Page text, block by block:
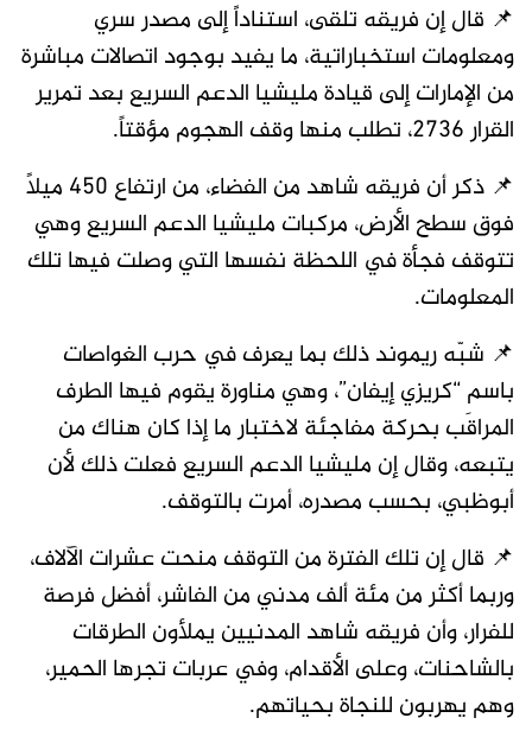
📌 قال إن فريقه تلقى، استناداً إلى مصدر سري
ومعلومات استخباراتية، ما يفيد بوجود اتصالات مباشرة
من الإمارات إلى قيادة مليشيا الدعم السريع بعد تمرير
القرار 2736، تطلب منها وقف الهجوم مؤقتاً.
📌 ذكر أن فريقه شاهد من الفضاء، من ارتفاع 450 ميلاً
فوق سطح الأرض، مركبات مليشيا الدعم السريع وهي
تتوقف فجأة في اللحظة نفسها التي وصلت فيها تلك
المعلومات.
📌 شبّه ريموند ذلك بما يعرف في حرب الغواصات
باسم “كريزي إيفان”، وهي مناورة يقوم فيها الطرف
المراقَب بحركة مفاجئة لاختبار ما إذا كان هناك من
يتبعه، وقال إن مليشيا الدعم السريع فعلت ذلك لأن
أبوظبي، بحسب مصدره، أمرت بالتوقف.
📌 قال إن تلك الفترة من التوقف منحت عشرات الآلاف،
وربما أكثر من مئة ألف مدني من الفاشر، أفضل فرصة
للفرار، وأن فريقه شاهد المدنيين يملأون الطرقات
بالشاحنات، وعلى الأقدام، وفي عربات تجرها الحمير،
وهم يهربون للنجاة بحياتهم.